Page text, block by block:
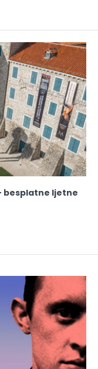
besplatne ljetne